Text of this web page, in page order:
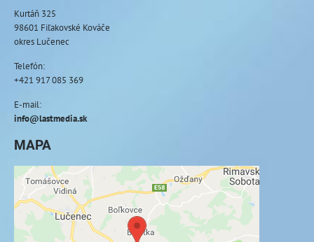
Kurtáň 325
98601 Fiľakovské Kováče
okres Lučenec
Telefón:
+421 917 085 369
E-mail:
info@lastmedia.sk
MAPA
Externý obsah je blokovaný Voľbami
súkromia